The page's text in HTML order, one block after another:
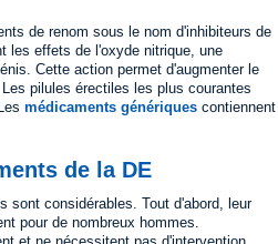
de renom sous le nom d'inhibiteurs de
les effets de l'oxyde nitrique, une
Cette action permet d'augmenter le
pilules érectiles les plus courantes
médicaments génériques contiennent
de la DE
sont considérables. Tout d'abord, leur
pour de nombreux hommes.
et ne nécessitent pas d'intervention